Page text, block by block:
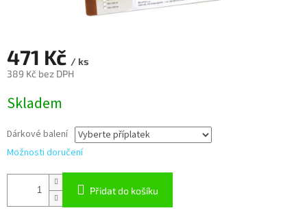
471 Kč / ks
389 Kč bez DPH
cena:
Skladem
Dárkové balení
Možnosti doručení
Přidat do košíku